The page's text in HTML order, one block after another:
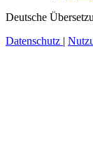
Deutsche
Datenschutz |